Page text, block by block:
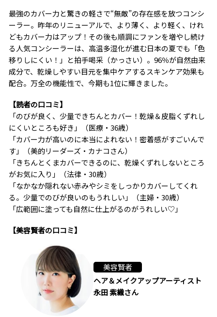
最強のカバー力と驚きの軽さで“無敵”の存在感を放つコンシ
ーラー。昨年のリニューアルで、より薄く、より軽く、けれ
どもカバー力はアップ！その後も順調にファンを増やし続け
る人気コンシーラーは、高温多湿化が進む日本の夏でも「色
移りしにくい！」と拍手喝采（かっさい）。96％が自然由来
成分で、乾燥しやすい目元を集中ケアするスキンケア効果も
配合。万全の機能性で、今期も1位に輝きました。
【読者の口コミ】
「のびが良く、少量できちんとカバー！乾燥＆皮脂くずれし
にくいところも好き」（医療・36歳）
「カバー力が高いのに本当によれない！密着感がすごいんで
す」（美的リーダーズ・カナコさん）
「きちんとくまカバーできるのに、乾燥くずれしないところ
がお気に入り」（法律・30歳）
「なかなか隠れない赤みやシミをしっかりカバーしてくれ
る。少量でのびが良いのもうれしい」（主婦・30歳）
「広範囲に塗っても自然に仕上がるのがうれしい♡」
【美容賢者の口コミ】
美容賢者
ヘア＆メイクアップアーティスト
永田 紫織さん